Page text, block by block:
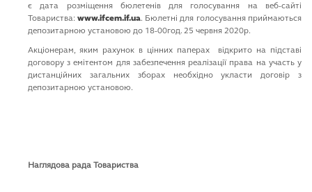
є дата розміщення бюлетенів для голосування на веб-сайті
Товариства:www.ifcem.if.ua. Бюлетні для голосування приймаються
депозитарною установою до 18-00год. 25 червня 2020р.
Акціонерам, яким рахунок в цінних паперах відкрито на підставі
договору з емітентом для забезпечення реалізації права на участь у
дистанційних загальних зборах необхідно укласти договір з
депозитарною установою.
Наглядова рада Товариства